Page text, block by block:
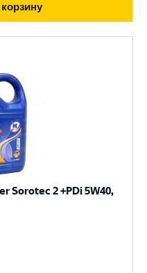
Sorotec 2 +PDi 5W40,